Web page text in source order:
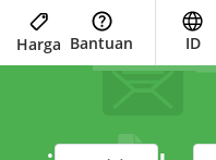
Harga Bantuan ID